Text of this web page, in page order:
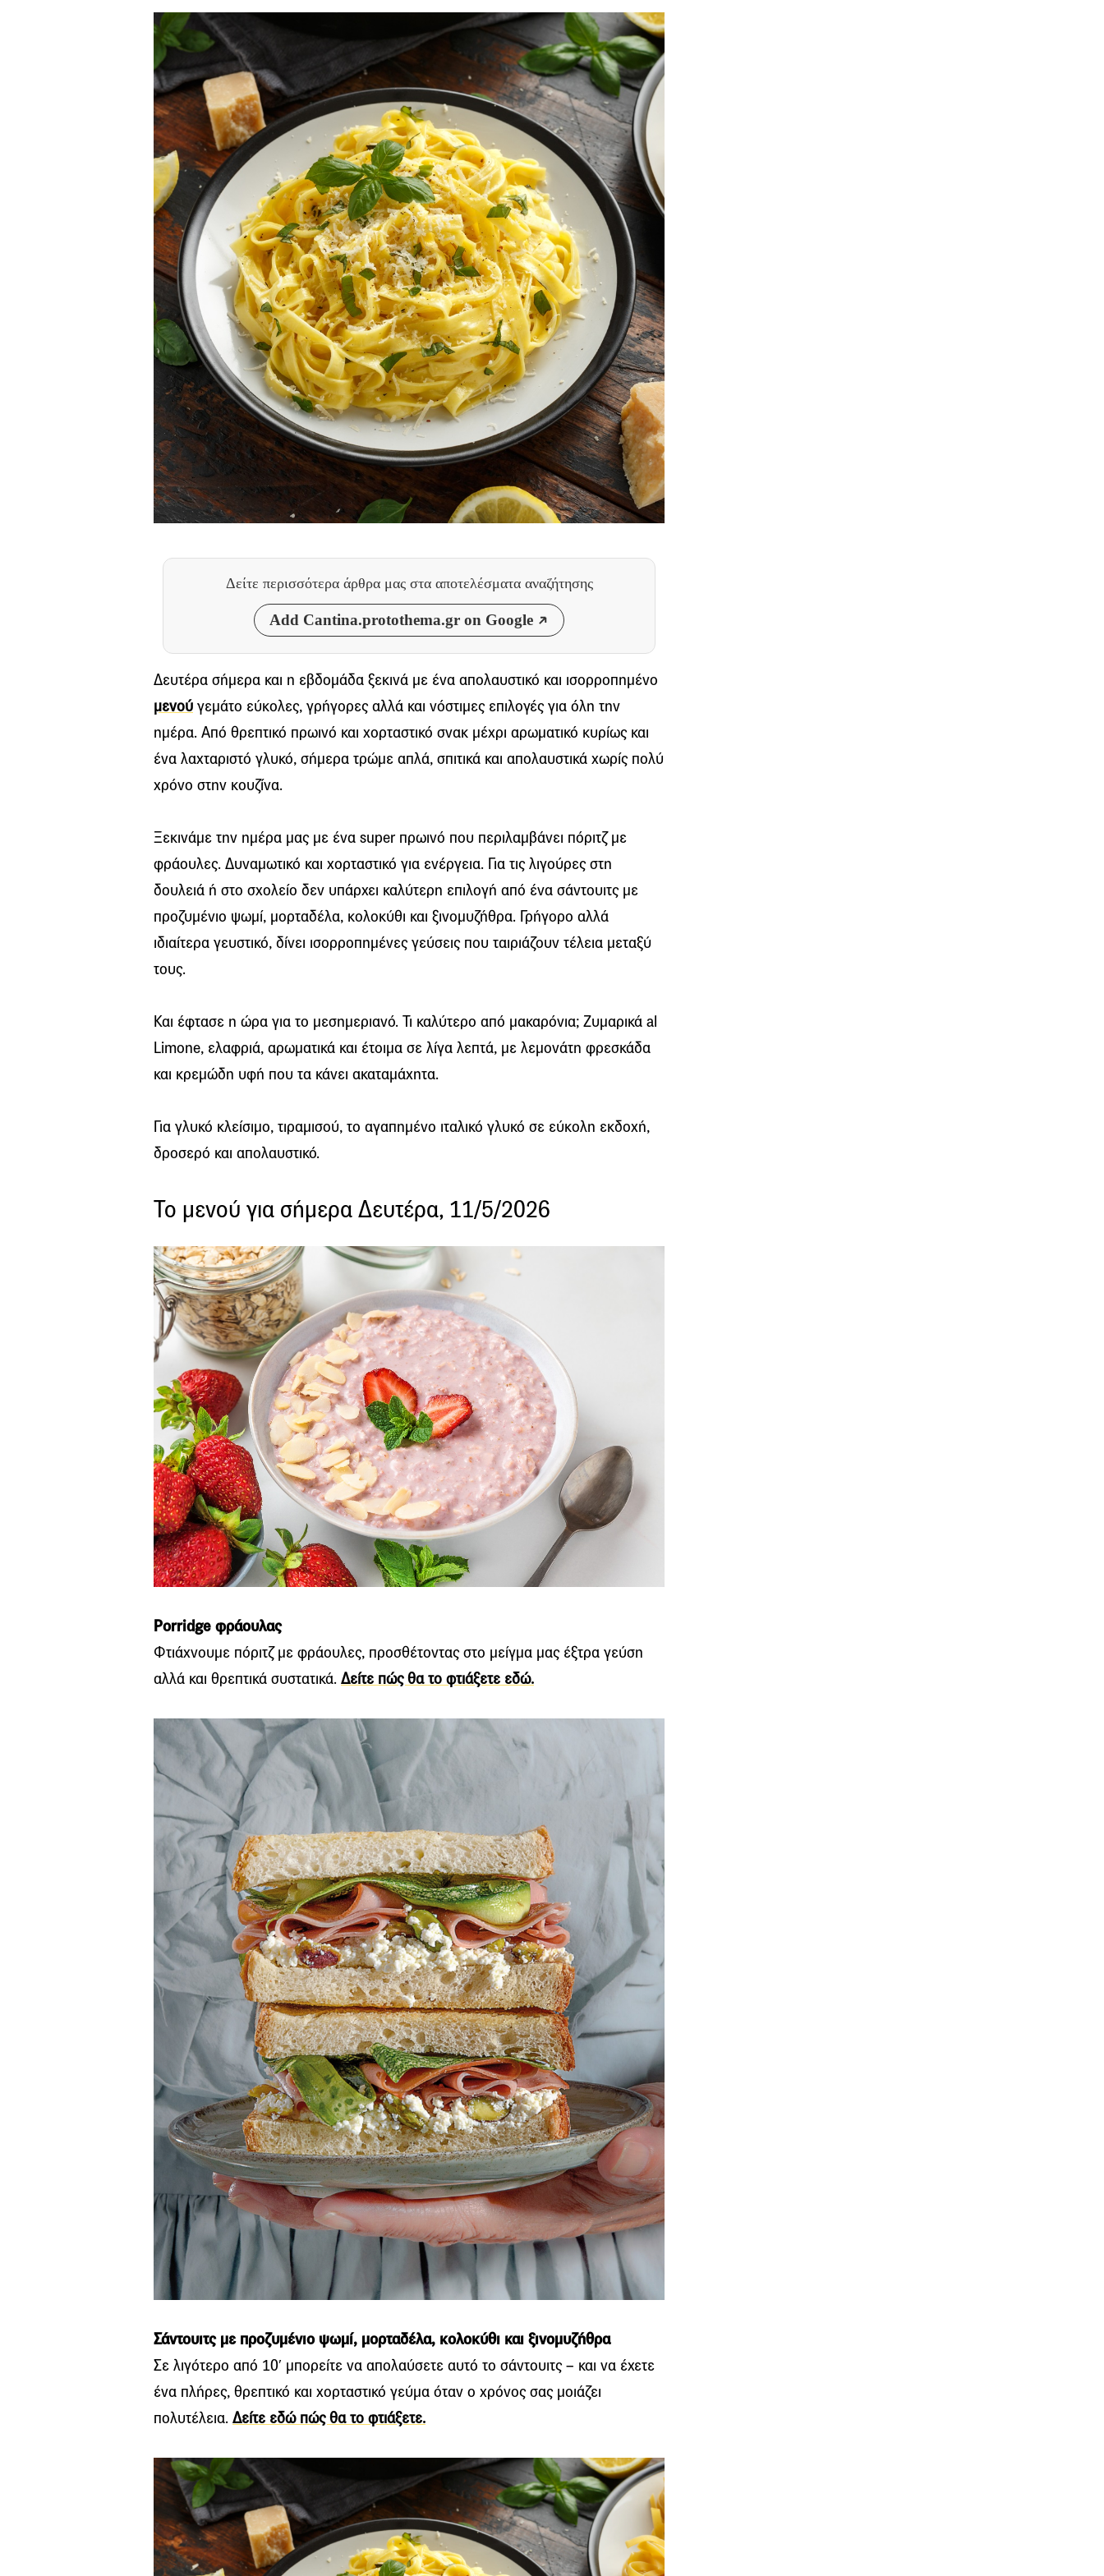
Δείτε περισσότερα άρθρα μας στα αποτελέσματα αναζήτησης
Add Cantina.protothema.gr on Google
Δευτέρα σήμερα και η εβδομάδα ξεκινά με ένα απολαυστικό και ισορροπημένο
μενού γεμάτο εύκολες, γρήγορες αλλά και νόστιμες επιλογές για όλη την
ημέρα. Από θρεπτικό πρωινό και χορταστικό σνακ μέχρι αρωματικό κυρίως και
ένα λαχταριστό γλυκό, σήμερα τρώμε απλά, σπιτικά και απολαυστικά χωρίς πολύ
χρόνο στην κουζίνα.
Ξεκινάμε την ημέρα μας με ένα super πρωινό που περιλαμβάνει πόριτζ με
φράουλες. Δυναμωτικό και χορταστικό για ενέργεια. Για τις λιγούρες στη
δουλειά ή στο σχολείο δεν υπάρχει καλύτερη επιλογή από ένα σάντουιτς με
προζυμένιο ψωμί, μορταδέλα, κολοκύθι και ξινομυζήθρα. Γρήγορο αλλά
ιδιαίτερα γευστικό, δίνει ισορροπημένες γεύσεις που ταιριάζουν τέλεια μεταξύ
τους.
Και έφτασε η ώρα για το μεσημεριανό. Τι καλύτερο από μακαρόνια; Ζυμαρικά al
Limone, ελαφριά, αρωματικά και έτοιμα σε λίγα λεπτά, με λεμονάτη φρεσκάδα
και κρεμώδη υφή που τα κάνει ακαταμάχητα.
Για γλυκό κλείσιμο, τιραμισού, το αγαπημένο ιταλικό γλυκό σε εύκολη εκδοχή,
δροσερό και απολαυστικό.
Το μενού για σήμερα Δευτέρα, 11/5/2026
Porridge φράουλας
Φτιάχνουμε πόριτζ με φράουλες, προσθέτοντας στο μείγμα μας έξτρα γεύση
αλλά και θρεπτικά συστατικά. Δείτε πώς θα το φτιάξετε εδώ.
Σάντουιτς με προζυμένιο ψωμί, μορταδέλα, κολοκύθι και ξινομυζήθρα
Σε λιγότερο από 10′ μπορείτε να απολαύσετε αυτό το σάντουιτς – και να έχετε
ένα πλήρες, θρεπτικό και χορταστικό γεύμα όταν ο χρόνος σας μοιάζει
πολυτέλεια. Δείτε εδώ πώς θα το φτιάξετε.